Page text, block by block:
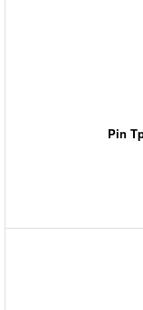
Pin